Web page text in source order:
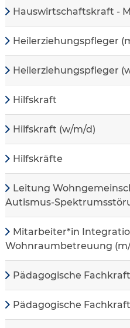
Hauswirtschaftskraft -
Heilerziehungspfleger
Heilerziehungspfleger
Hilfskraft
Hilfskraft (w/m/d)
Hilfskräfte
Leitung
Autismus-
Mitarbeiter*in
Wohnraumbetreuung
Pädagogische
Pädagogische